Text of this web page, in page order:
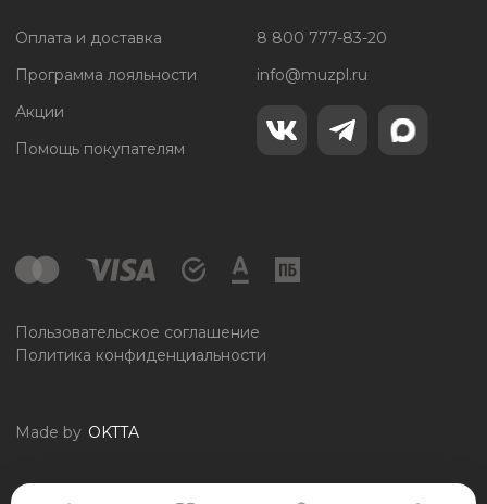
Оплата и доставка
Программа лояльности
Акции
Помощь покупателям
8 800 777-83-20
info@muzpl.ru
Пользовательское соглашение
Политика конфиденциальности
Made by OKTTA